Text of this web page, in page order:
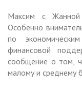
Максим с Жанной
Особенно
по
финансовой
сообщение о том,
малому и среднему